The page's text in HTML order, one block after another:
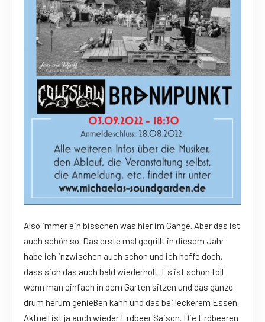
Also immer ein bisschen was hier im Gange. Aber das ist
auch schön so. Das erste mal gegrillt in diesem Jahr
habe ich inzwischen auch schon und ich hoffe doch,
dass sich das auch bald wiederholt. Es ist schon toll
wenn man einfach in dem Garten sitzen und das ganze
drum herum genießen kann und das bei leckerem Essen.
Aktuell ist ja auch wieder Erdbeer Saison. Die Erdbeeren